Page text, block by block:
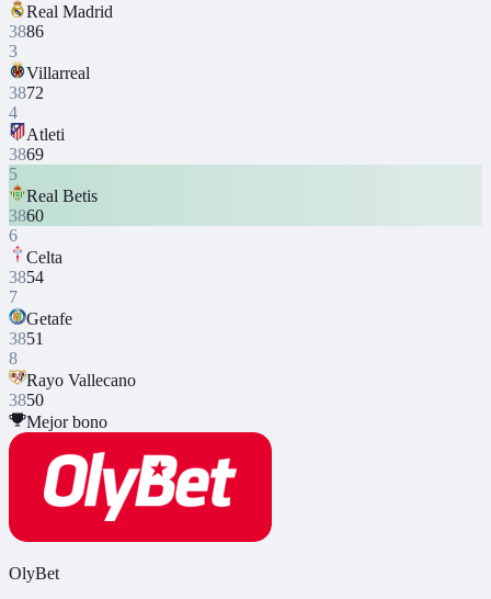
Real Madrid
3886
3
Villarreal
3872
4
Atleti
3869
5
Real Betis
3860
6
Celta
3854
7
Getafe
3851
8
Rayo Vallecano
3850
Mejor bono
OlyBet